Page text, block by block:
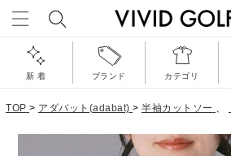
新 着 ブランド カテゴリ
TOP > アダバット(adabat) > 半袖カットソー 、